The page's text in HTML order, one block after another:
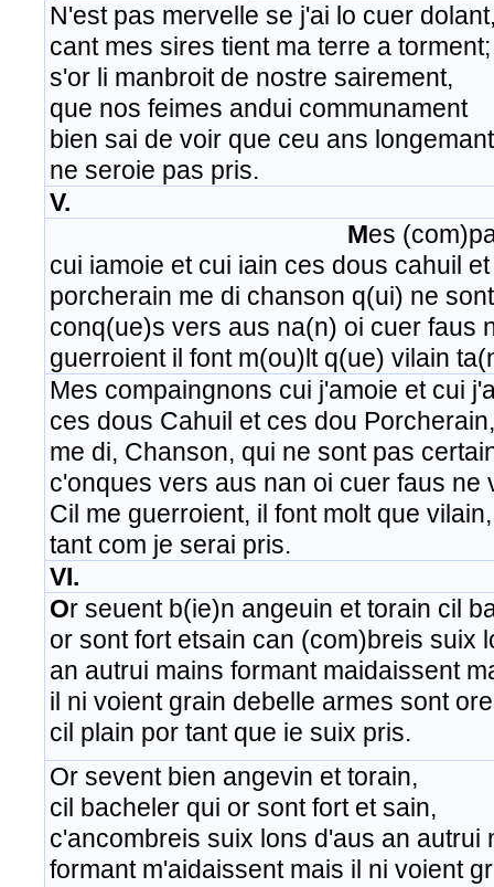
N'est pas mervelle se j'ai lo cuer
cant mes sires tient ma terre a torment;
s'or li manbroit de nostre sairement,
que nos feimes andui communament
bien sai de voir que ceu ans longemant
ne seroie pas pris.
V.
Mes
cui iamoie et cui iain ces dous cahuil
porcherain me di chanson q(ui) ne
conq(ue)s vers aus na(n) oi cuer faus
guerroient il font m(ou)lt q(ue) vilain
Mes compaingnons cui j'amoie et cui
ces dous Cahuil et ces dou Porcherain,
me di, Chanson, qui ne sont pas
c'onques vers aus nan oi cuer faus ne
Cil me guerroient, il font molt que vilain,
tant com je serai pris.
VI.
Or seuent b(ie)n angeuin et torain cil
or sont fort etsain can (com)breis suix
an autrui mains formant maidaissent
il ni voient grain debelle armes sont
cil plain por tant que ie suix pris.
Or sevent bien angevin et torain,
cil bacheler qui or sont fort et sain,
c'ancombreis suix lons d'aus an autrui
formant m'aidaissent mais il ni voient